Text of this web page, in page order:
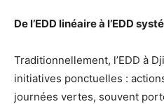
De l’EDD linéaire à l’EDD
Traditionnellement, l’EDD à
initiatives ponctuelles :
journées vertes, souvent